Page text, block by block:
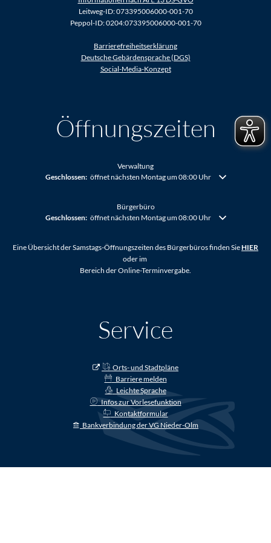
Leitweg-ID: 073395006000-001-70
Peppol-ID: 0204:073395006000-001-70
Barrierefreiheitserklärung
Deutsche Gebärdensprache (DGS)
Social-Media-Konzept
Öffnungszeiten
Verwaltung
Klicken, um weitere Öffnungs- oder Schließzeiten auszublenden
Geschlossen: öffnet nächsten Montag um 08:00 Uhr
Bürgerbüro
Klicken, um weitere Öffnungs- oder Schließzeiten auszublenden
Geschlossen: öffnet nächsten Montag um 08:00 Uhr
Eine Übersicht der Samstags-Öffnungszeiten des Bürgerbüros finden SieHIER
oder im
Bereich der Online-Terminvergabe.
Service
Orts- und Stadtpläne
Barriere melden
Leichte Sprache
Infos zur Vorlesefunktion
Kontaktformular
Bankverbindung der VG Nieder-Olm